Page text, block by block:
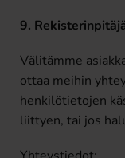
9.
Välitämme
ottaa meihin
henkilötietojen
liittyen, tai jos